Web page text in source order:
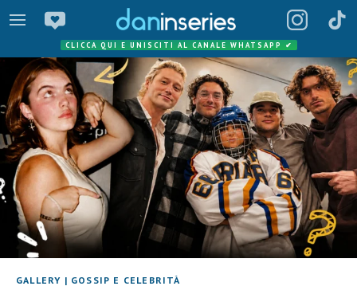
CLICCA QUI E UNISCITI AL CANALE WHATSAPP ✔
GALLERY | GOSSIP E CELEBRITÀ